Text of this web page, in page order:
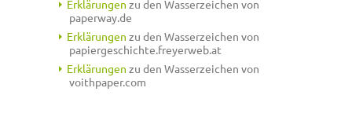
Erklärungenzu den Wasserzeichen von
paperway.de
Erklärungenzu den Wasserzeichen von
papiergeschichte.freyerweb.at
Erklärungenzu den Wasserzeichen von
voithpaper.com